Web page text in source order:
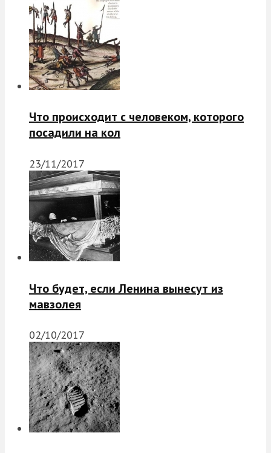
Что происходит с человеком, которого
посадили на кол
23/11/2017
Что будет, если Ленина вынесут из
мавзолея
02/10/2017